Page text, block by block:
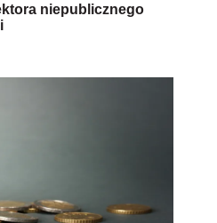
niepublicznego